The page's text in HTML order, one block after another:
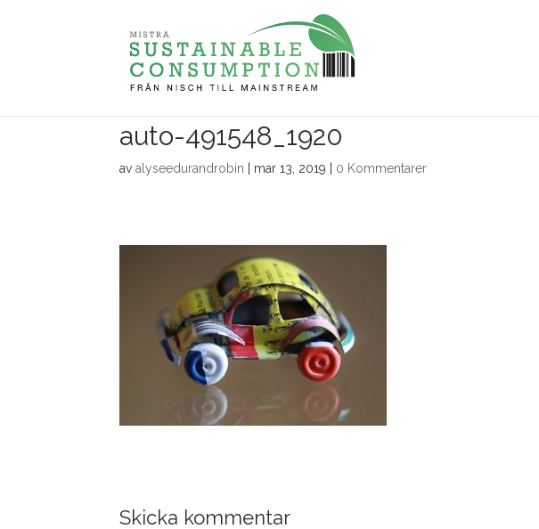
auto-491548_1920
avalyseedurandrobin mar 13, 2019 0 Kommentarer
Skicka kommentar